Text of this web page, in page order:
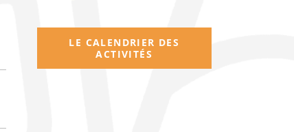
LE CALENDRIER DES
ACTIVITÉS